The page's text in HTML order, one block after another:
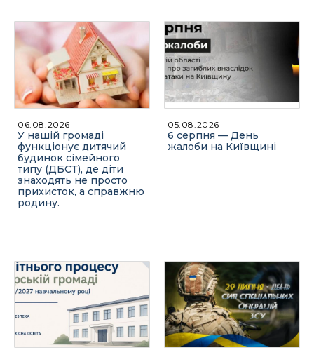
06.08.2026
У нашій громаді
функціонує дитячий
будинок сімейного
типу (ДБСТ), де діти
знаходять не просто
прихисток, а справжню
родину.
05.08.2026
6 серпня — День
жалоби на Київщині